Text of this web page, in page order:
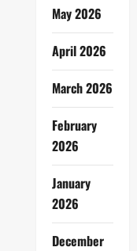
May 2026
April 2026
March 2026
February
2026
January
2026
December